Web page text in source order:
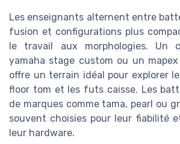
Les enseignants alternent entre
fusion et configurations plus
le travail aux morphologies. Un
yamaha stage custom ou un
offre un terrain idéal pour explorer
floor tom et les futs caisse. Les
de marques comme tama, pearl ou
souvent choisies pour leur fiabilité
leur hardware.